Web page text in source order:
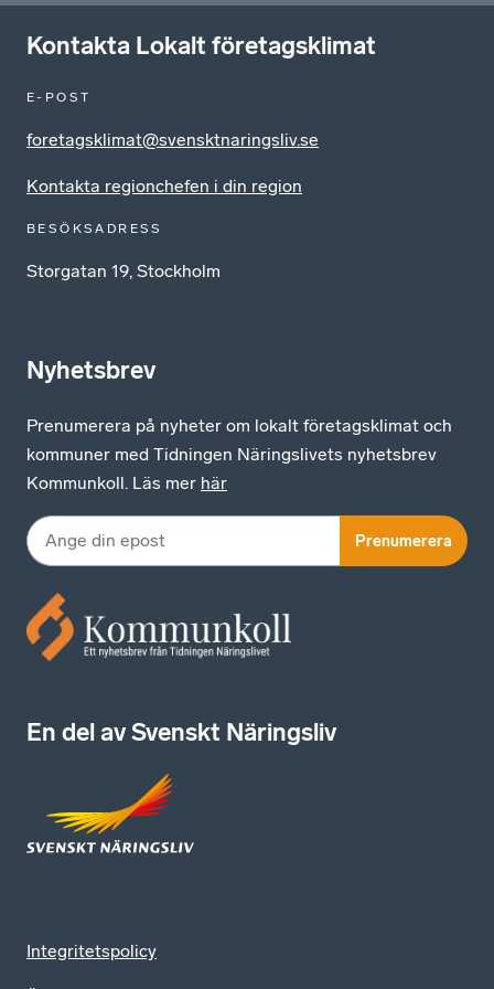
Kontakta Lokalt företagsklimat
E-POST
foretagsklimat@svensktnaringsliv.se
Kontakta regionchefen i din region
BESÖKSADRESS
Storgatan 19, Stockholm
Nyhetsbrev
Prenumerera på nyheter om lokalt företagsklimat och
kommuner med Tidningen Näringslivets nyhetsbrev
Kommunkoll. Läs mer här
Prenumerera
En del av Svenskt Näringsliv
Integritetspolicy